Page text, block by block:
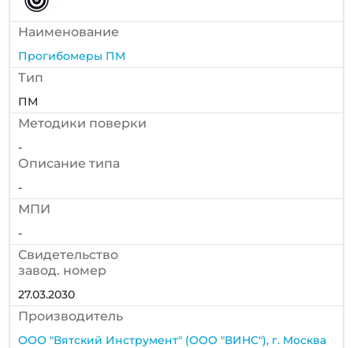
Наименование
Прогибомеры ПМ
Тип
ПМ
Методики поверки
-
Описание типа
-
МПИ
-
Cвидетельство
завод. номер
27.03.2030
Производитель
ООО "Вятский Инструмент" (ООО "ВИНС"), г. Москва